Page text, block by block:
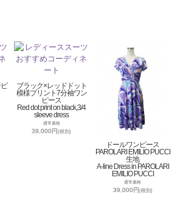
ブラック×レッドドット
模様プリント7分袖ワン
ピース
Red dot print on black,3/4
sleeve dress
通常価格
39,000円(税別)
ドールワンピース
PAROLARI EMILIO PUCCI
生地
A-line Dress in PAROLARI
EMILIO PUCCI
通常価格
39,000円(税別)